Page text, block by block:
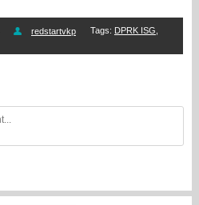
redstartvkp Tags: DPRK ISG